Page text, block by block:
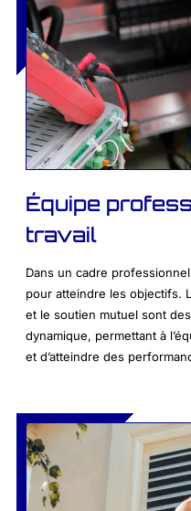
Équipe
travail
Dans un cadre
pour atteindre les objectifs.
et le soutien mutuel sont
dynamique, permettant à
et d’atteindre des